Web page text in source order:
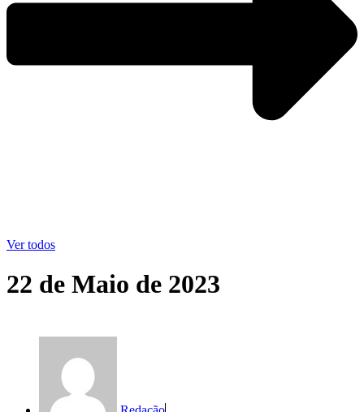
Ver todos
22 de Maio de 2023